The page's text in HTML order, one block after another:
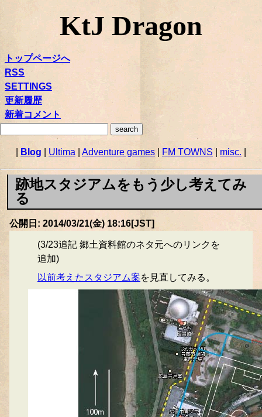
KtJ Dragon
トップページへ
RSS
SETTINGS
更新履歴
新着コメント
Blog Ultima Adventure games FM TOWNS| misc.
跡地スタジアムをもう少し考えてみ
る
公開日: 2014/03/21(金) 18:16[JST]
(3/23追記 郷土資料館のネタ元へのリンクを
追加)
以前考えたスタジアム案を見直してみる。